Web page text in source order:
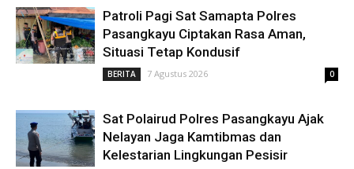
Patroli Pagi Sat Samapta Polres
Pasangkayu Ciptakan Rasa Aman,
Situasi Tetap Kondusif
BERITA 7 Agustus 2026 0
Sat Polairud Polres Pasangkayu Ajak
Nelayan Jaga Kamtibmas dan
Kelestarian Lingkungan Pesisir